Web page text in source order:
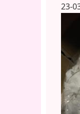
23-